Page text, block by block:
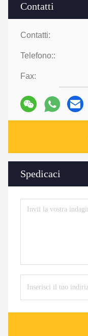
Contatti
Contatti:
Telefono::
Fax:
Spedicaci